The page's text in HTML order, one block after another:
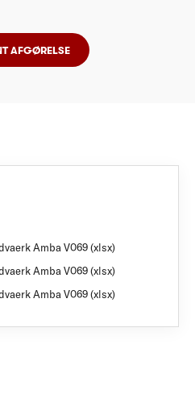
AFGØRELSE
Amba V069 (xlsx)
Amba V069 (xlsx)
Amba V069 (xlsx)